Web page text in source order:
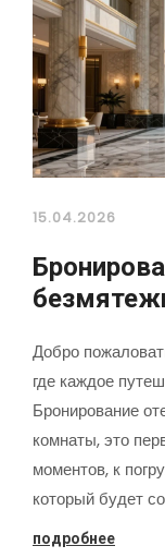
15.04.2026
Добро
где каждое
Бронирование
комнаты, это
моментов, к
который будет
подробнее